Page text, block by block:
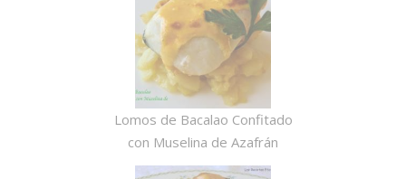
Lomos de Bacalao Confitado
con Muselina de Azafrán